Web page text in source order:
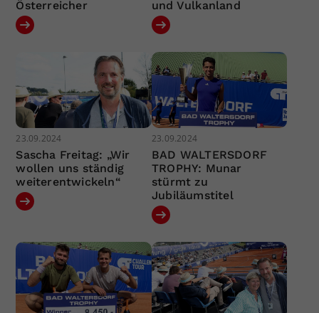
Österreicher und Vulkanland
23.09.2024
Sascha Freitag: „Wir
wollen uns ständig
weiterentwickeln“
23.09.2024
BAD WALTERSDORF
TROPHY: Munar
stürmt zu
Jubiläumstitel